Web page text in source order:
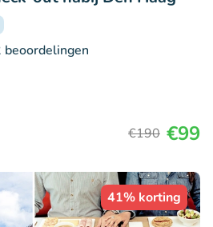
beoordelingen
€190 €99
41% korting